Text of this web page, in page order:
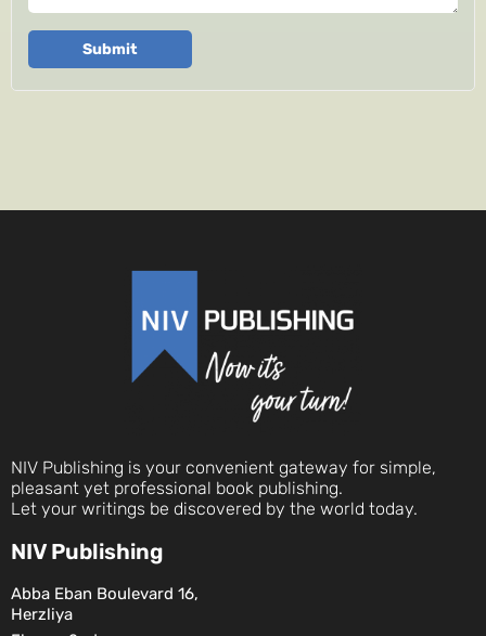
Submit
NIV Publishing is your convenient gateway for simple,
pleasant yet professional book publishing.
Let your writings be discovered by the world today.
NIV Publishing
Abba Eban Boulevard 16,
Herzliya